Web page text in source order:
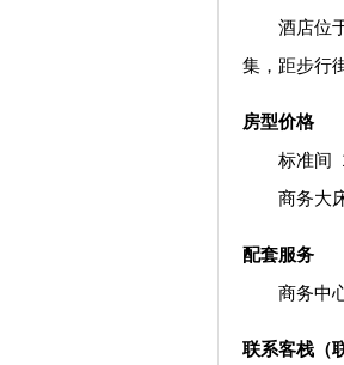
酒店位于
集，距步行
房型价格
标准间
商务大床
配套服务
商务中心
联系客栈（